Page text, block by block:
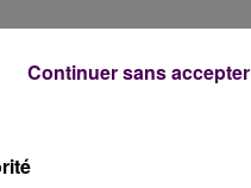
vies
Continuer sans accepter